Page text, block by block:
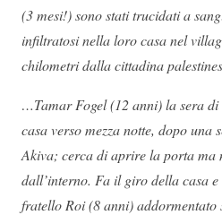
(3 mesi!) sono stati trucidati a
infiltratosi nella loro casa nel
chilometri dalla cittadina
…Tamar Fogel (12 anni) la sera
casa verso mezza notte, dopo una
Akiva; cerca di aprire la porta ma
dall’interno. Fa il giro della casa
fratello Roi (8 anni) addormentato